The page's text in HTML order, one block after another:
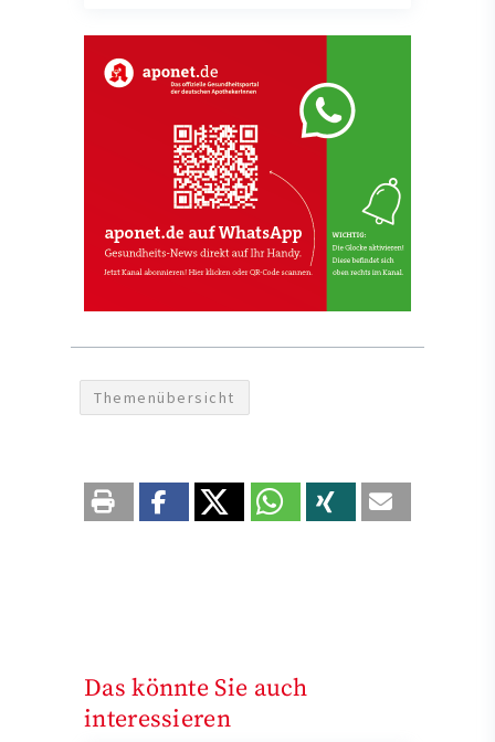
Themenübersicht
Das könnte Sie auch
interessieren